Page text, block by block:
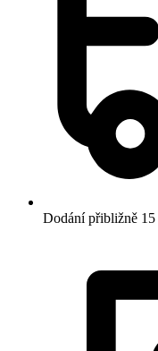
Dodání přibližně